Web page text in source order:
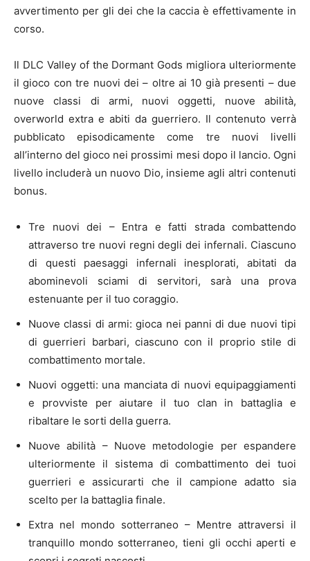
avvertimento per gli dei che la caccia è effettivamente in
corso.
Il DLC Valley of the Dormant Gods migliora ulteriormente
il gioco con tre nuovi dei – oltre ai 10 già presenti – due
nuove classi di armi, nuovi oggetti, nuove abilità,
overworld extra e abiti da guerriero. Il contenuto verrà
pubblicato episodicamente come tre nuovi livelli
all’interno del gioco nei prossimi mesi dopo il lancio. Ogni
livello includerà un nuovo Dio, insieme agli altri contenuti
bonus.
Tre nuovi dei – Entra e fatti strada combattendo
attraverso tre nuovi regni degli dei infernali. Ciascuno
di questi paesaggi infernali inesplorati, abitati da
abominevoli sciami di servitori, sarà una prova
estenuante per il tuo coraggio.
Nuove classi di armi: gioca nei panni di due nuovi tipi
di guerrieri barbari, ciascuno con il proprio stile di
combattimento mortale.
Nuovi oggetti: una manciata di nuovi equipaggiamenti
e provviste per aiutare il tuo clan in battaglia e
ribaltare le sorti della guerra.
Nuove abilità – Nuove metodologie per espandere
ulteriormente il sistema di combattimento dei tuoi
guerrieri e assicurarti che il campione adatto sia
scelto per la battaglia finale.
Extra nel mondo sotterraneo – Mentre attraversi il
tranquillo mondo sotterraneo, tieni gli occhi aperti e